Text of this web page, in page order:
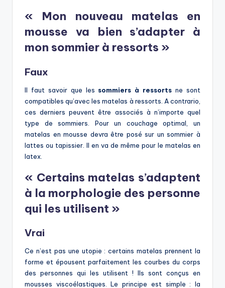
« Mon nouveau matelas en
mousse va bien s’adapter à
mon sommier à ressorts »
Faux
Il faut savoir que les sommiers à ressorts ne sont
compatibles qu’avec les matelas à ressorts. A contrario,
ces derniers peuvent être associés à n’importe quel
type de sommiers. Pour un couchage optimal, un
matelas en mousse devra être posé sur un sommier à
lattes ou tapissier. Il en va de même pour le matelas en
latex.
« Certains matelas s’adaptent
à la morphologie des personne
qui les utilisent »
Vrai
Ce n’est pas une utopie : certains matelas prennent la
forme et épousent parfaitement les courbes du corps
des personnes qui les utilisent ! Ils sont conçus en
mousses viscoélastiques. Le principe est simple : la